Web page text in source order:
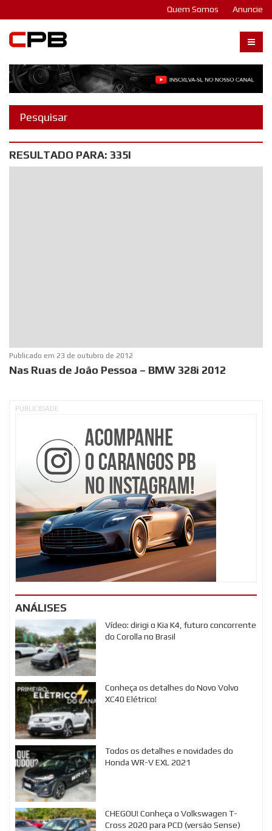
Quem Somos Anuncie
RESULTADO PARA: 335I
Publicado em 23 de outubro de 2012
Nas Ruas de João Pessoa – BMW 328i 2012
PUBLICIDADE
ANÁLISES
Vídeo: dirigi o Kia K4, futuro concorrente
do Corolla no Brasil
Conheça os detalhes do Novo Volvo
XC40 Elétrico!
Todos os detalhes e novidades do
Honda WR-V EXL 2021
CHEGOU! Conheça o Volkswagen T-
Cross 2020 para PCD (versão Sense)